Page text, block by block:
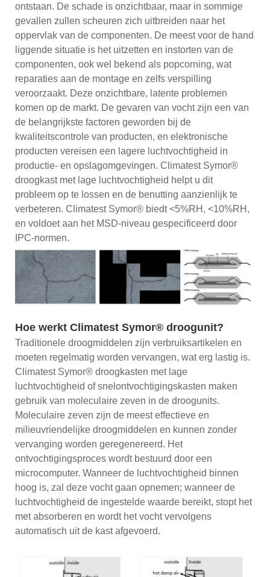
ontstaan. De schade is onzichtbaar, maar in sommige
gevallen zullen scheuren zich uitbreiden naar het
oppervlak van de componenten. De meest voor de hand
liggende situatie is het uitzetten en instorten van de
componenten, ook wel bekend als popcorning, wat
reparaties aan de montage en zelfs verspilling
veroorzaakt. Deze onzichtbare, latente problemen
komen op de markt. De gevaren van vocht zijn een van
de belangrijkste factoren geworden bij de
kwaliteitscontrole van producten, en elektronische
producten vereisen een lagere luchtvochtigheid in
productie- en opslagomgevingen. Climatest Symor®
droogkast met lage luchtvochtigheid helpt u dit
probleem op te lossen en de benutting aanzienlijk te
verbeteren. Climatest Symor® biedt <5%RH, <10%RH,
en voldoet aan het MSD-niveau gespecificeerd door
IPC-normen.
Hoe werkt Climatest Symor® droogunit?
Traditionele droogmiddelen zijn verbruiksartikelen en
moeten regelmatig worden vervangen, wat erg lastig is.
Climatest Symor® droogkasten met lage
luchtvochtigheid of snelontvochtigingskasten maken
gebruik van moleculaire zeven in de droogunits.
Moleculaire zeven zijn de meest effectieve en
milieuvriendelijke droogmiddelen en kunnen zonder
vervanging worden geregenereerd. Het
ontvochtigingsproces wordt bestuurd door een
microcomputer. Wanneer de luchtvochtigheid binnen
hoog is, zal deze vocht gaan opnemen; wanneer de
luchtvochtigheid de ingestelde waarde bereikt, stopt het
met absorberen en wordt het vocht vervolgens
automatisch uit de kast afgevoerd.